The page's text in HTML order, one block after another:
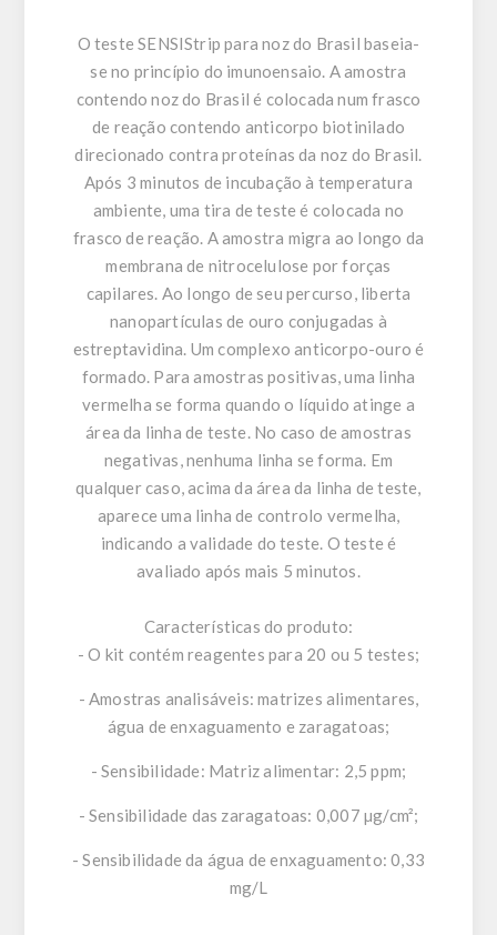
O teste SENSIStrip para noz do Brasil baseia-
se no princípio do imunoensaio. A amostra
contendo noz do Brasil é colocada num frasco
de reação contendo anticorpo biotinilado
direcionado contra proteínas da noz do Brasil.
Após 3 minutos de incubação à temperatura
ambiente, uma tira de teste é colocada no
frasco de reação. A amostra migra ao longo da
membrana de nitrocelulose por forças
capilares. Ao longo de seu percurso, liberta
nanopartículas de ouro conjugadas à
estreptavidina. Um complexo anticorpo-ouro é
formado. Para amostras positivas, uma linha
vermelha se forma quando o líquido atinge a
área da linha de teste. No caso de amostras
negativas, nenhuma linha se forma. Em
qualquer caso, acima da área da linha de teste,
aparece uma linha de controlo vermelha,
indicando a validade do teste. O teste é
avaliado após mais 5 minutos.
Características do produto:
- O kit contém reagentes para 20 ou 5 testes;
- Amostras analisáveis: matrizes alimentares,
água de enxaguamento e zaragatoas;
- Sensibilidade: Matriz alimentar: 2,5 ppm;
- Sensibilidade das zaragatoas: 0,007 µg/cm²;
- Sensibilidade da água de enxaguamento: 0,33
mg/L